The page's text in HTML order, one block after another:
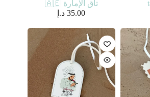
تاق الإمارة 🇦🇪
35.00 د.إ